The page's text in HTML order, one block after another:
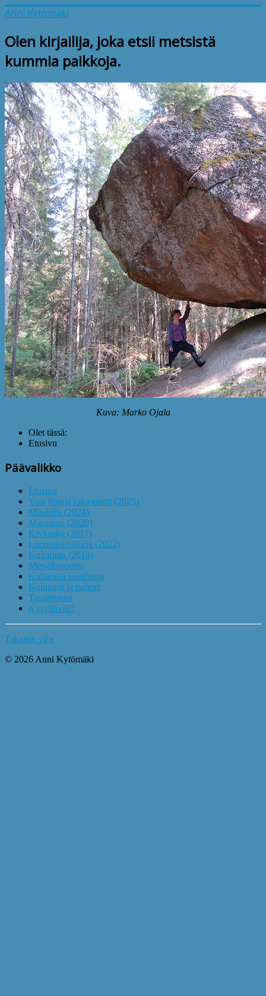
Anni Kytömäki
Olen kirjailija, joka etsii metsistä
kummia paikkoja.
Kuva: Marko Ojala
Olet tässä:
Etusivu
Päävalikko
Etusivu
Vain lintuja rakastanut (2025)
Mirabilis (2024)
Margarita (2020)
Kivitasku (2017)
Luontopäiväkirja (2022)
Kultarinta (2014)
Metsäkonsertit
Kultarinta teatterissa
Kolumnit ja puheet
Tapahtumat
Kysyttävää?
Takaisin ylös
© 2026 Anni Kytömäki